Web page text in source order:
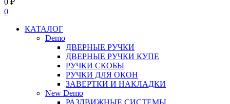
0 ₽
0
КАТАЛОГ
Demo
ДВЕРНЫЕ РУЧКИ
ДВЕРНЫЕ РУЧКИ КУПЕ
РУЧКИ СКОБЫ
РУЧКИ ДЛЯ ОКОН
ЗАВЕРТКИ И НАКЛАДКИ
New Demo